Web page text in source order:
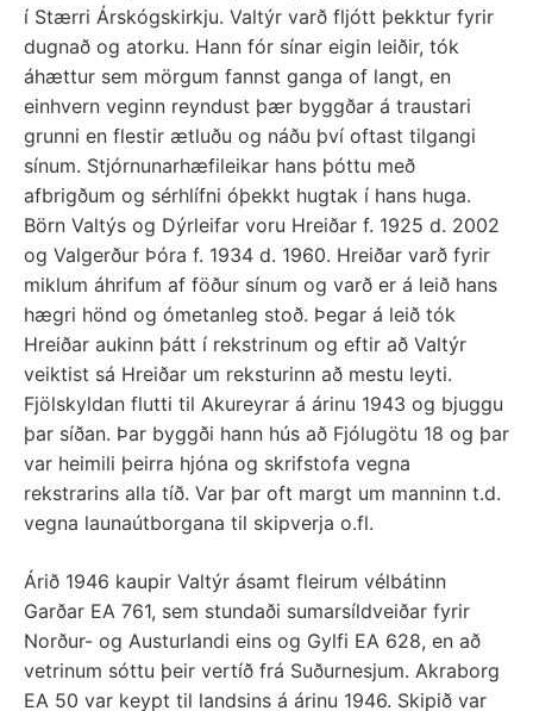
í Stærri Árskógskirkju. Valtýr varð fljótt þekktur fyrir
dugnað og atorku. Hann fór sínar eigin leiðir, tók
áhættur sem mörgum fannst ganga of langt, en
einhvern veginn reyndust þær byggðar á traustari
grunni en flestir ætluðu og náðu því oftast tilgangi
sínum. Stjórnunarhæfileikar hans þóttu með
afbrigðum og sérhlífni óþekkt hugtak í hans huga.
Börn Valtýs og Dýrleifar voru Hreiðar f. 1925 d. 2002
og Valgerður Þóra f. 1934 d. 1960. Hreiðar varð fyrir
miklum áhrifum af föður sínum og varð er á leið hans
hægri hönd og ómetanleg stoð. Þegar á leið tók
Hreiðar aukinn þátt í rekstrinum og eftir að Valtýr
veiktist sá Hreiðar um reksturinn að mestu leyti.
Fjölskyldan flutti til Akureyrar á árinu 1943 og bjuggu
þar síðan. Þar byggði hann hús að Fjólugötu 18 og þar
var heimili þeirra hjóna og skrifstofa vegna
rekstrarins alla tíð. Var þar oft margt um manninn t.d.
vegna launaútborgana til skipverja o.fl.
Árið 1946 kaupir Valtýr ásamt fleirum vélbátinn
Garðar EA 761, sem stundaði sumarsíldveiðar fyrir
Norður- og Austurlandi eins og Gylfi EA 628, en að
vetrinum sóttu þeir vertíð frá Suðurnesjum. Akraborg
EA 50 var keypt til landsins á árinu 1946. Skipið var